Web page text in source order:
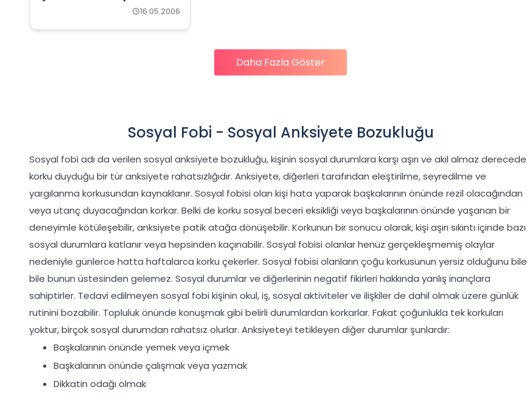
16.05.2006
Daha Fazla Göster
Sosyal Fobi - Sosyal Anksiyete Bozukluğu
Sosyal fobi adı da verilen sosyal anksiyete bozukluğu, kişinin sosyal durumlara karşı aşırı ve akıl almaz derecede
korku duyduğu bir tür anksiyete rahatsızlığıdır. Anksiyete, diğerleri tarafından eleştirilme, seyredilme ve
yargılanma korkusundan kaynaklanır. Sosyal fobisi olan kişi hata yaparak başkalarının önünde rezil olacağından
veya utanç duyacağından korkar. Belki de korku sosyal beceri eksikliği veya başkalarının önünde yaşanan bir
deneyimle kötüleşebilir, anksiyete patik atağa dönüşebilir. Korkunun bir sonucu olarak, kişi aşırı sıkıntı içinde bazı
sosyal durumlara katlanır veya hepsinden kaçınabilir. Sosyal fobisi olanlar henüz gerçekleşmemiş olaylar
nedeniyle günlerce hatta haftalarca korku çekerler. Sosyal fobisi olanların çoğu korkusunun yersiz olduğunu bile
bile bunun üstesinden gelemez. Sosyal durumlar ve diğerlerinin negatif fikirleri hakkında yanlış inançlara
sahiptirler. Tedavi edilmeyen sosyal fobi kişinin okul, iş, sosyal aktiviteler ve ilişkiler de dahil olmak üzere günlük
rutinini bozabilir. Topluluk önünde konuşmak gibi belirli durumlardan korkarlar. Fakat çoğunlukla tek korkuları
yoktur, birçok sosyal durumdan rahatsız olurlar. Anksiyeteyi tetikleyen diğer durumlar şunlardır:
Başkalarının önünde yemek veya içmek
Başkalarının önünde çalışmak veya yazmak
Dikkatin odağı olmak